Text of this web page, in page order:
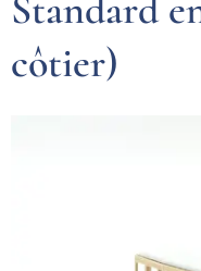
côtier)